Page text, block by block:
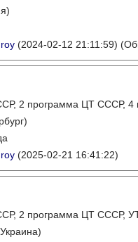
(2024-02-12 21:11:59)
2 программа ЦТ СССР, 4
(2025-02-21 16:41:22)
2 программа ЦТ СССР,